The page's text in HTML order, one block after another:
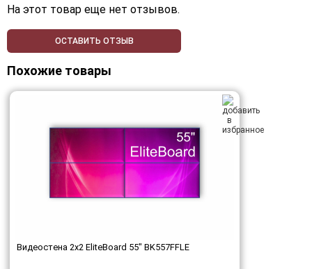
На этот товар еще нет отзывов.
ОСТАВИТЬ ОТЗЫВ
Похожие товары
Видеостена 2x2 EliteBoard 55" BK557FFLE